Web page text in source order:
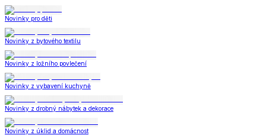
Novinky pro děti
Novinky z bytového textilu
Novinky z ložního povlečení
Novinky z vybavení kuchyně
Novinky z drobný nábytek a dekorace
Novinky z úklid a domácnost